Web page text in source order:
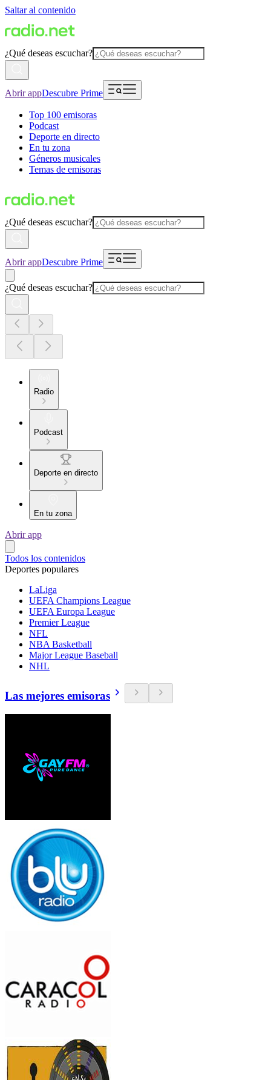
Saltar al contenido
¿Qué deseas escuchar?
Abrir appDescubre Prime
Top 100 emisoras
Podcast
Deporte en directo
En tu zona
Géneros musicales
Temas de emisoras
¿Qué deseas escuchar?
Abrir appDescubre Prime
¿Qué deseas escuchar?
Radio
Podcast
Deporte en directo
En tu zona
Abrir app
Todos los contenidos
Deportes populares
LaLiga
UEFA Champions League
UEFA Europa League
Premier League
NFL
NBA Basketball
Major League Baseball
NHL
Las mejores emisoras